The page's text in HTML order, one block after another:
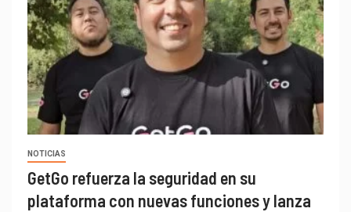
NOTICIAS
GetGo refuerza la seguridad en su
plataforma con nuevas funciones y lanza